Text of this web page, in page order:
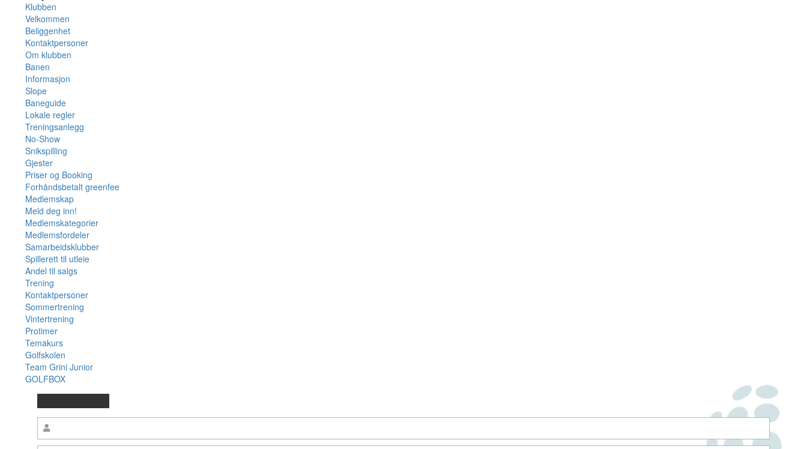
Klubben
Velkommen
Beliggenhet
Kontaktpersoner
Om klubben
Banen
Informasjon
Slope
Baneguide
Lokale regler
Treningsanlegg
No-Show
Snikspilling
Gjester
Priser og Booking
Forhåndsbetalt greenfee
Medlemskap
Meld deg inn!
Medlemskategorier
Medlemsfordeler
Samarbeidsklubber
Spillerett til utleie
Andel til salgs
Trening
Kontaktpersoner
Sommertrening
Vintertrening
Protimer
Temakurs
Golfskolen
Team Grini Junior
GOLFBOX